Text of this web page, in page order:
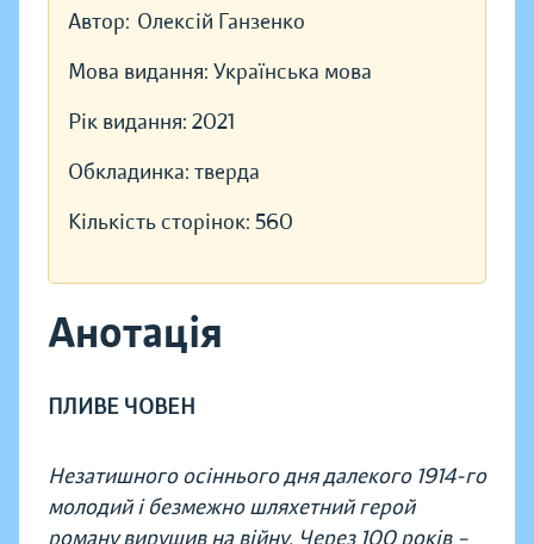
Автор: Олексій Ганзенко
Мова видання: Українська мова
Рік видання: 2021
Обкладинка: тверда
Кількість сторінок: 560
Анотація
ПЛИВЕ ЧОВЕН
Незатишного осіннього дня далекого 1914-го
молодий і безмежно шляхетний герой
роману вирушив на війну. Через 100 років –